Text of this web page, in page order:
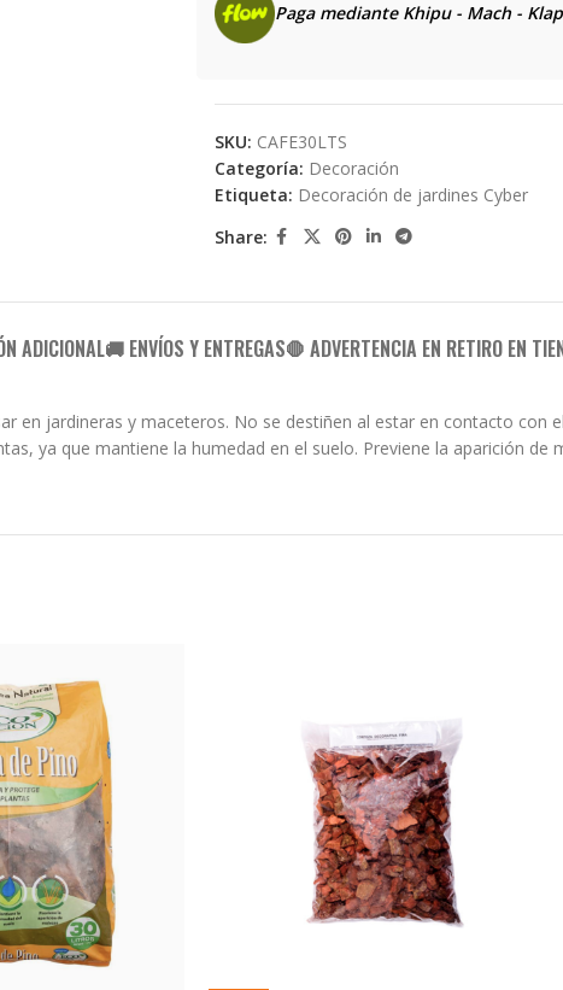
Paga mediante Khipu - Mach -
SKU: CAFE30LTS
Categoría: Decoración
Etiqueta: Decoración de jardines Cyber
Share:
ADICIONAL🚚 ENVÍOS Y ENTREGAS🛑 ADVERTENCIA EN RETIRO EN
en jardineras y maceteros. No se destiñen al estar en contacto con
ya que mantiene la humedad en el suelo. Previene la aparición de